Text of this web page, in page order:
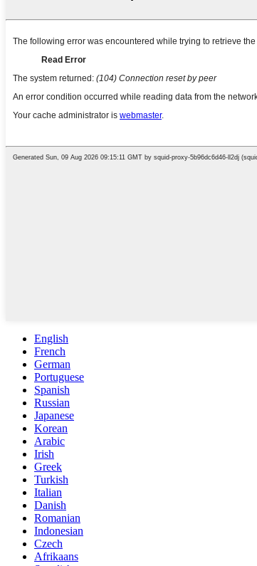
English
French
German
Portuguese
Spanish
Russian
Japanese
Korean
Arabic
Irish
Greek
Turkish
Italian
Danish
Romanian
Indonesian
Czech
Afrikaans